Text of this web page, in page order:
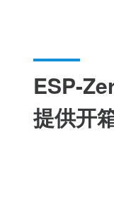
ESP-
提供开